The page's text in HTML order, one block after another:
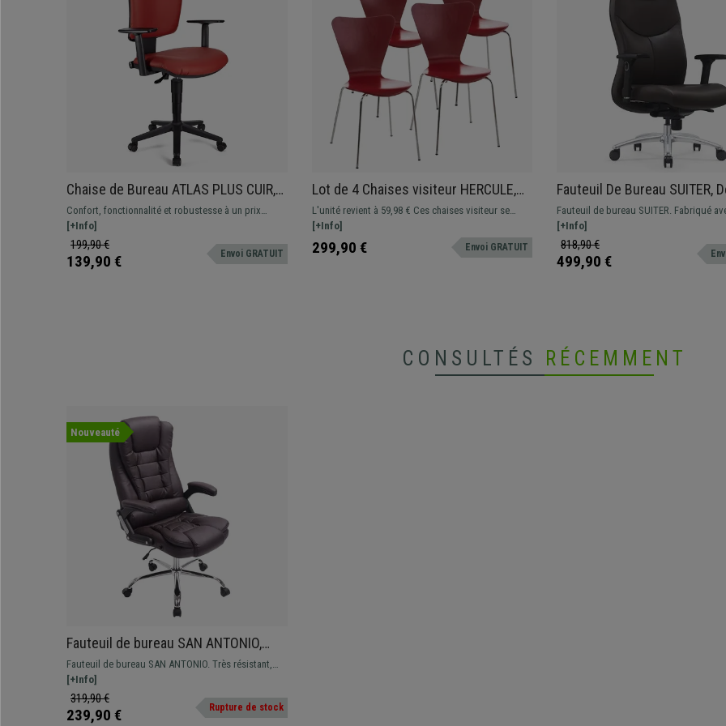
Chaise de Bureau ATLAS PLUS CUIR,
Dossier et Accoudoirs Ajustables,
Grand Rembourrage, Rouge
Confort, fonctionnalité et robustesse à un prix
imbattable. Ce magnifique modèle offre des
prestations excellentes au quotidien, différentes
couleurs disponibles
[+Info]
199,90 €
139,90 € Envoi GRATUIT
Lot de 4 Chaises visiteur HERCULE,
Structure Métallique, Empilables,
Rouge
L'unité revient à 59,98 € Ces chaises visiteur se
distinguent par leur design séduisant, matériaux de
qualité, fonctionnalité et confort
[+Info]
299,90 € Envoi GRATUIT
Fauteuil De Bureau SUITER,
Grande Qualité, Usage
8h, Revêtement en Cuir
Marron
Fauteuil de bureau SUITER. Fabriqué
matériaux de première qualité et
véritable.
[+Info]
818,90 €
499,90 €
CONSULTÉS RÉCEMMENT
Nouveauté
Fauteuil de bureau SAN ANTONIO,
Grand rembourrage, Résistant jusqu'à
150 kg, en Cuir, Marron
Fauteuil de bureau SAN ANTONIO. Très résistant,
avec un grand rembourrage et revêtement en cuir
synthétique disponible en différentes couleurs.
[+Info]
319,90 €
239,90 € Rupture de stock